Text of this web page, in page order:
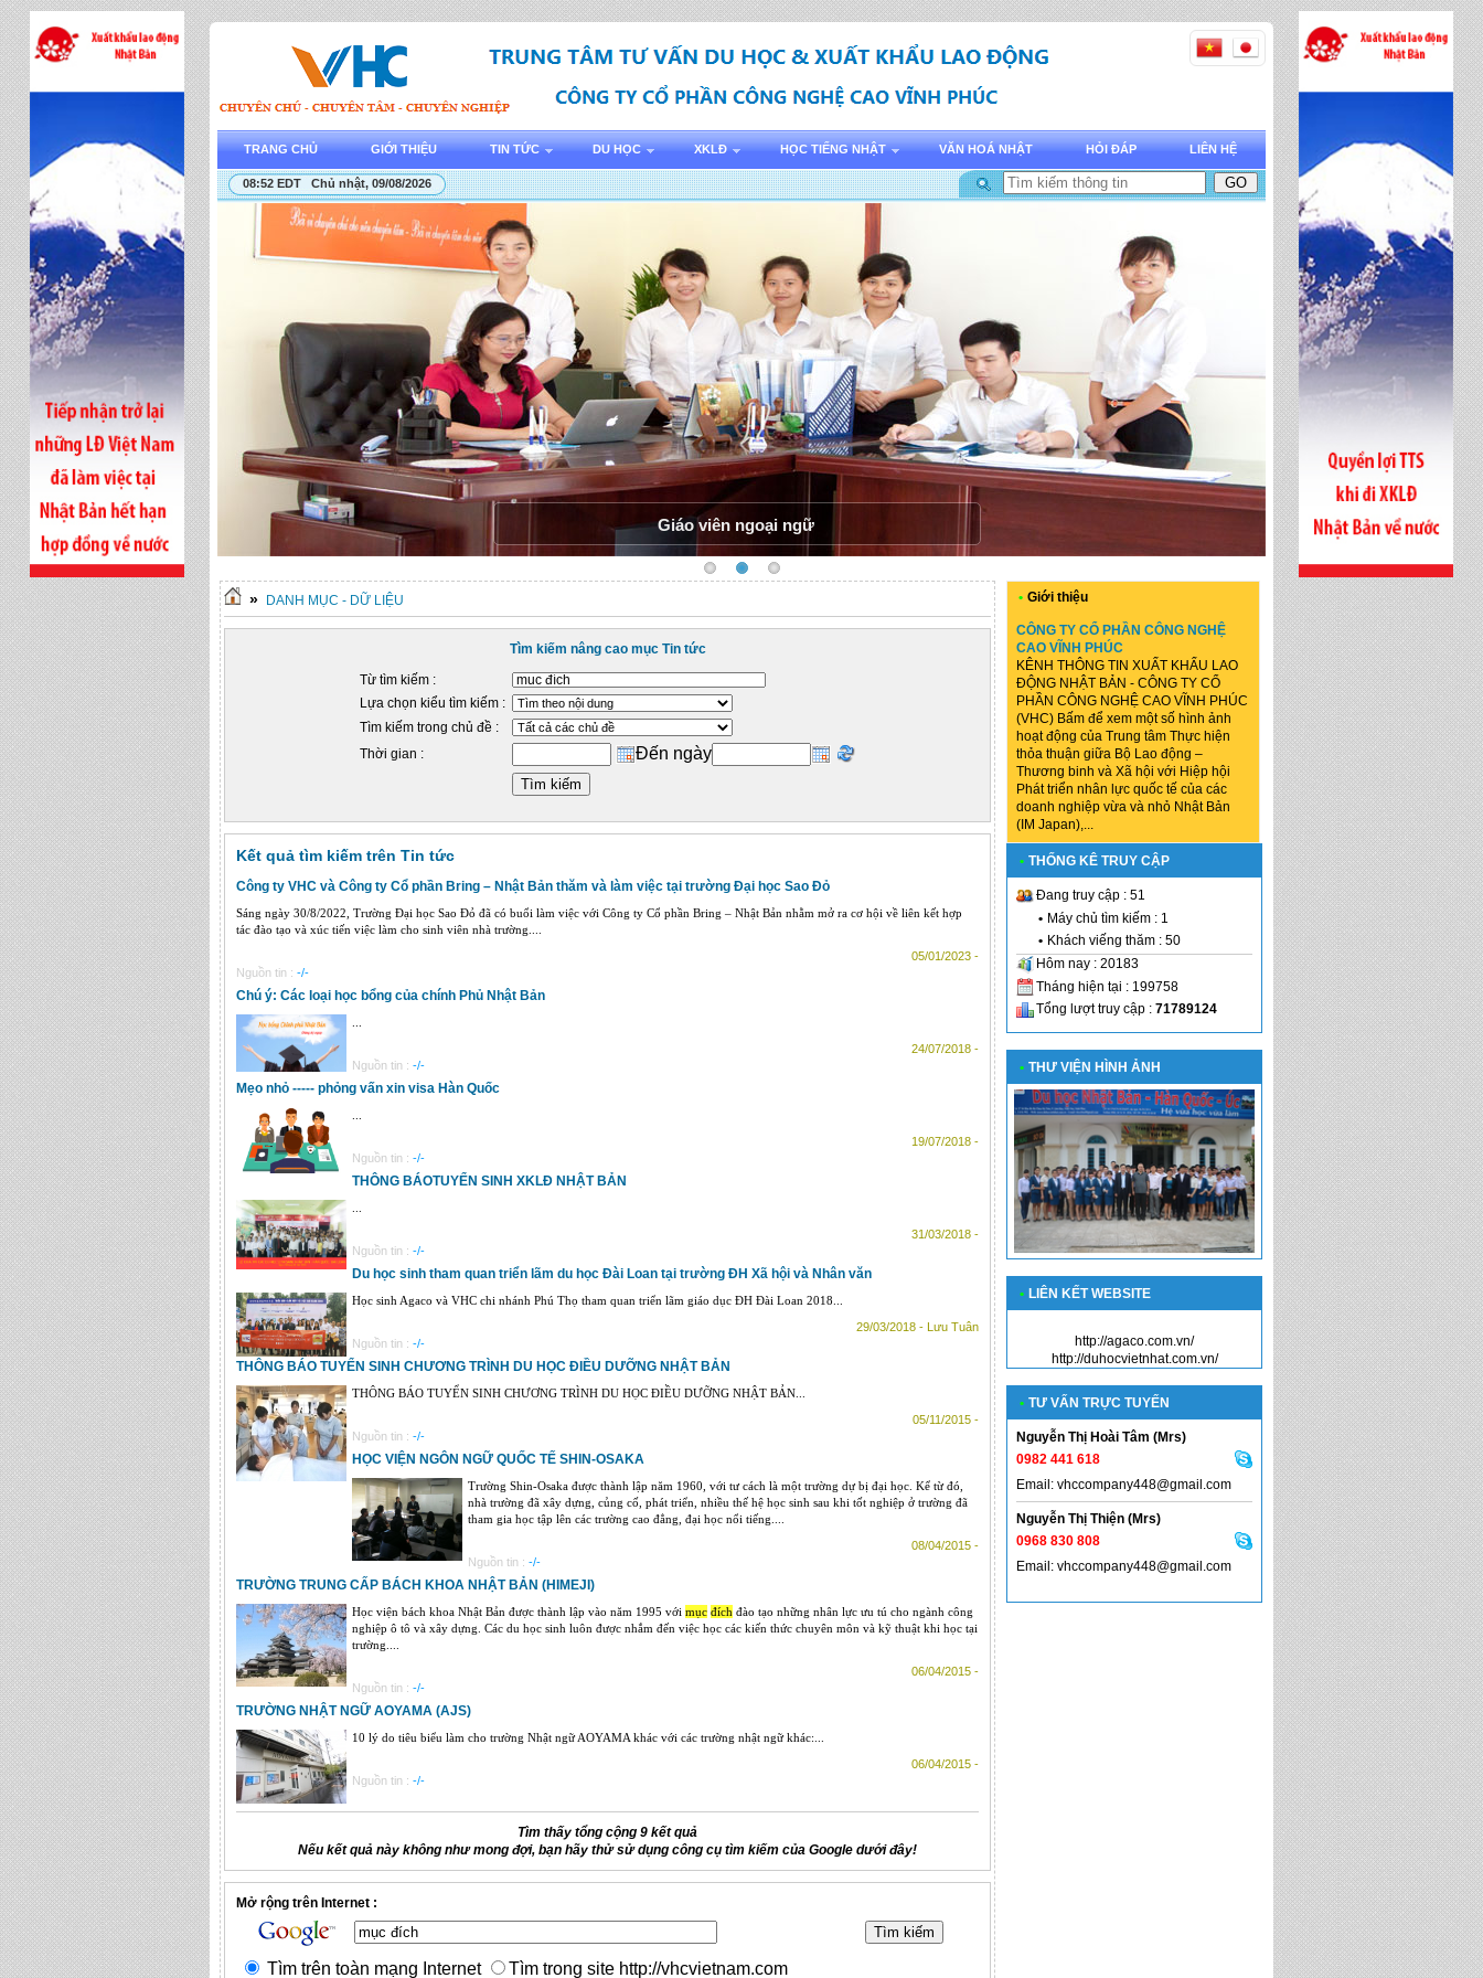
TRANG CHỦ GIỚI THIỆU TIN TỨC DU HỌC XKLĐ HỌC TIẾNG NHẬT VĂN HOÁ NHẬT HỎI ĐÁP LIÊN HỆ
08:52 EDT Chủ nhật, 09/08/2026
Giáo viên ngoại ngữ
» DANH MỤC - DỮ LIỆU
Tìm kiếm nâng cao mục Tin tức
Từ tìm kiếm :
Lựa chọn kiểu tìm kiếm :
Tìm kiếm trong chủ đề :
Thời gian :
Đến ngày
Kết quả tìm kiếm trên Tin tức
Công ty VHC và Công ty Cổ phần Bring – Nhật Bản thăm và làm việc tại trường Đại học Sao Đỏ
Sáng ngày 30/8/2022, Trường Đại học Sao Đỏ đã có buổi làm việc với Công ty Cổ phần Bring – Nhật Bản nhằm mở ra cơ hội về liên kết hợp
tác đào tạo và xúc tiến việc làm cho sinh viên nhà trường....
05/01/2023 -
Nguồn tin : -/-
Chú ý: Các loại học bổng của chính Phủ Nhật Bản
24/07/2018 -
Nguồn tin : -/-
Mẹo nhỏ ----- phỏng vấn xin visa Hàn Quốc
19/07/2018 -
Nguồn tin : -/-
THÔNG BÁOTUYỂN SINH XKLĐ NHẬT BẢN
31/03/2018 -
Nguồn tin : -/-
Du học sinh tham quan triển lãm du học Đài Loan tại trường ĐH Xã hội và Nhân văn
Học sinh Agaco và VHC chi nhánh Phú Thọ tham quan triển lãm giáo dục ĐH Đài Loan 2018...
29/03/2018 - Lưu Tuân
Nguồn tin : -/-
THÔNG BÁO TUYỂN SINH CHƯƠNG TRÌNH DU HỌC ĐIỀU DƯỠNG NHẬT BẢN
THÔNG BÁO TUYỂN SINH CHƯƠNG TRÌNH DU HỌC ĐIỀU DƯỠNG NHẬT BẢN...
05/11/2015 -
Nguồn tin : -/-
HỌC VIỆN NGÔN NGỮ QUỐC TẾ SHIN-OSAKA
Trường Shin-Osaka được thành lập năm 1960, với tư cách là một trường dự bị đại học. Kể từ đó,
nhà trường đã xây dựng, củng cố, phát triển, nhiều thế hệ học sinh sau khi tốt nghiệp ở trường đã
tham gia học tập lên các trường cao đẳng, đại học nổi tiếng....
08/04/2015 -
Nguồn tin : -/-
TRƯỜNG TRUNG CẤP BÁCH KHOA NHẬT BẢN (HIMEJI)
Học viện bách khoa Nhật Bản được thành lập vào năm 1995 với mục đích đào tạo những nhân lực ưu tú cho ngành công
nghiệp ô tô và xây dựng. Các du học sinh luôn được nhắm đến việc học các kiến thức chuyên môn và kỹ thuật khi học tại
trường....
06/04/2015 -
Nguồn tin : -/-
TRƯỜNG NHẬT NGỮ AOYAMA (AJS)
10 lý do tiêu biểu làm cho trường Nhật ngữ AOYAMA khác với các trường nhật ngữ khác:...
06/04/2015 -
Nguồn tin : -/-
Tìm thấy tổng cộng 9 kết quả
Nếu kết quả này không như mong đợi, bạn hãy thử sử dụng công cụ tìm kiếm của Google dưới đây!
Mở rộng trên Internet :
Tìm trên toàn mạng Internet Tìm trong site http://vhcvietnam.com
• Giới thiệu
CÔNG TY CỔ PHẦN CÔNG NGHỆ
CAO VĨNH PHÚC
KÊNH THÔNG TIN XUẤT KHẨU LAO
ĐỘNG NHẬT BẢN - CÔNG TY CỔ
PHẦN CÔNG NGHỆ CAO VĨNH PHÚC
(VHC) Bấm để xem một số hình ảnh
hoạt động của Trung tâm Thực hiện
thỏa thuận giữa Bộ Lao động –
Thương binh và Xã hội với Hiệp hội
Phát triển nhân lực quốc tế của các
doanh nghiệp vừa và nhỏ Nhật Bản
(IM Japan),...
• THỐNG KÊ TRUY CẬP
Đang truy cập : 51
• Máy chủ tìm kiếm : 1
• Khách viếng thăm : 50
Hôm nay : 20183
Tháng hiện tại : 199758
Tổng lượt truy cập : 71789124
• THƯ VIỆN HÌNH ẢNH
• LIÊN KẾT WEBSITE
http://agaco.com.vn/
http://duhocvietnhat.com.vn/
• TƯ VẤN TRỰC TUYẾN
Nguyễn Thị Hoài Tâm (Mrs)
0982 441 618
Email: vhccompany448@gmail.com
Nguyễn Thị Thiện (Mrs)
0968 830 808
Email: vhccompany448@gmail.com